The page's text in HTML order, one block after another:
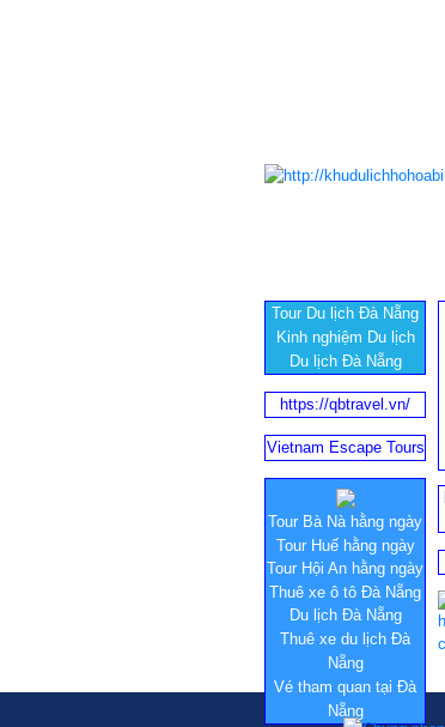
Tour Du lịch Đà Nẵng
Kinh nghiệm Du lịch
Du lịch Đà Nẵng
https://qbtravel.vn/
Vietnam Escape Tours
Tour Bà Nà hằng ngày
Tour Huế hằng ngày
Tour Hội An hằng ngày
Thuê xe ô tô Đà Nẵng
Du lịch Đà Nẵng
Thuê xe du lịch Đà
Nẵng
Vé tham quan tại Đà
Nẵng